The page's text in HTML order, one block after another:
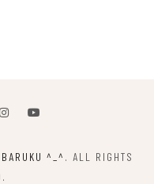
^_^ . ALL RIGHTS